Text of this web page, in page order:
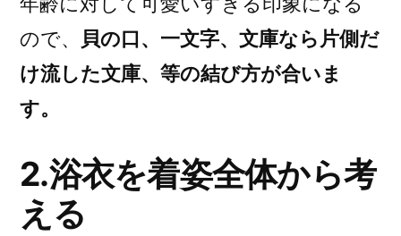
ので、
貝の口、一文字、文庫なら片側だ
け流した文庫、等の結び方が合いま
す。
2.浴衣を着姿全体から考
える